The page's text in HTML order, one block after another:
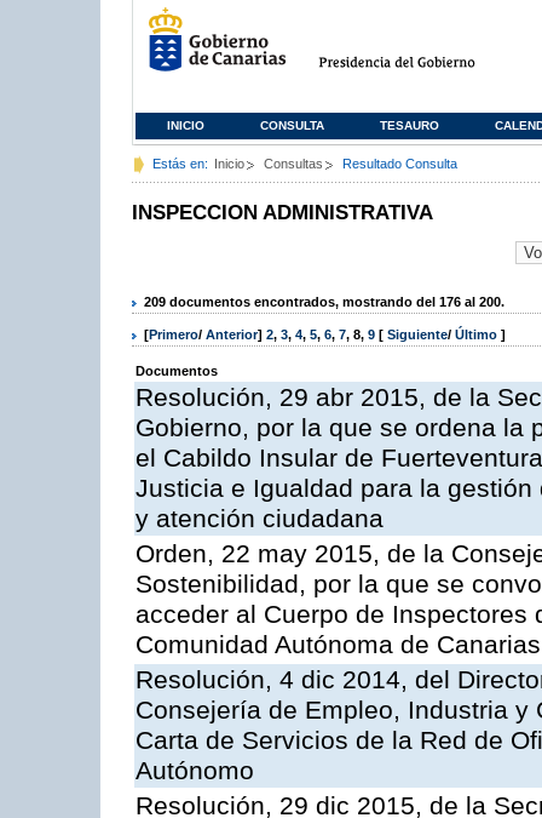
INICIO CONSULTA TESAURO
Estás en: Inicio Consultas Resultado Consulta
INSPECCION ADMINISTRATIVA
209 documentos encontrados, mostrando del 176 al 200.
[Primero/ Anterior] 2, 3, 4, 5, 6, 7, 8, 9 [ Siguiente/ Último ]
Documentos
Resolución, 29 abr 2015, de la
Gobierno, por la que se ordena la
el Cabildo Insular de
Justicia e Igualdad para la
y atención ciudadana
Orden, 22 may 2015, de la
Sostenibilidad, por la que se
acceder al Cuerpo de
Comunidad Autónoma de Canarias
Resolución, 4 dic 2014, del
Consejería de Empleo, Industria
Carta de Servicios de la Red de
Autónomo
Resolución, 29 dic 2015, de la